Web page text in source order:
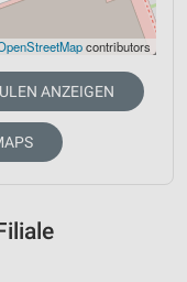
contributors
ANZEIGEN